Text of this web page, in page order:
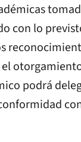
con lo
podrá